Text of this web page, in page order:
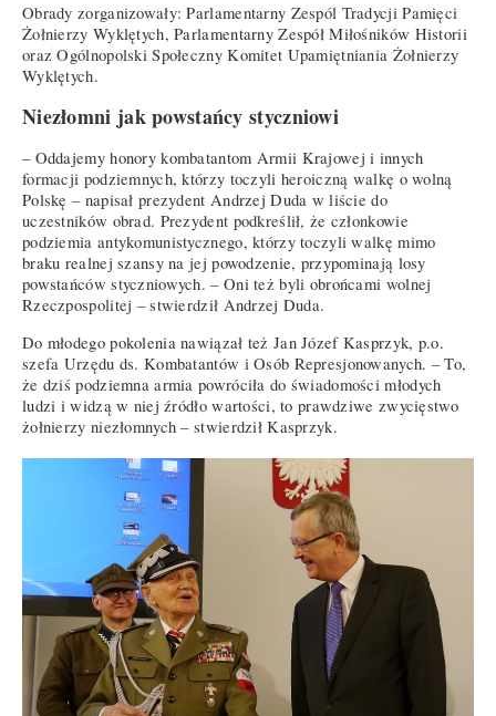
Obrady zorganizowały: Parlamentarny Zespól Tradycji Pamięci
Żołnierzy Wyklętych, Parlamentarny Zespół Miłośników Historii
oraz Ogólnopolski Społeczny Komitet Upamiętniania Żołnierzy
Wyklętych.
Niezłomni jak powstańcy styczniowi
– Oddajemy honory kombatantom Armii Krajowej i innych
formacji podziemnych, którzy toczyli heroiczną walkę o wolną
Polskę – napisał prezydent Andrzej Duda w liście do
uczestników obrad. Prezydent podkreślił, że członkowie
podziemia antykomunistycznego, którzy toczyli walkę mimo
braku realnej szansy na jej powodzenie, przypominają losy
powstańców styczniowych. – Oni też byli obrońcami wolnej
Rzeczpospolitej – stwierdził Andrzej Duda.
Do młodego pokolenia nawiązał też Jan Józef Kasprzyk, p.o.
szefa Urzędu ds. Kombatantów i Osób Represjonowanych. – To,
że dziś podziemna armia powróciła do świadomości młodych
ludzi i widzą w niej źródło wartości, to prawdziwe zwycięstwo
żołnierzy niezłomnych – stwierdził Kasprzyk.